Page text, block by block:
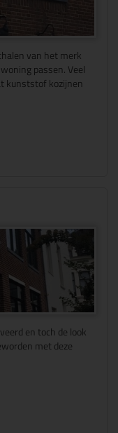
van het merk
passen. Veel
kunststof kozijnen
en toch de look
met deze